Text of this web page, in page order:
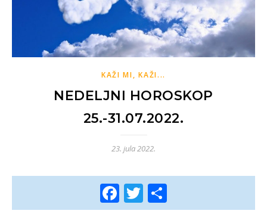
KAŽI MI, KAŽI...
NEDELJNI HOROSKOP
25.-31.07.2022.
23. jula 2022.
Facebook
Twitter